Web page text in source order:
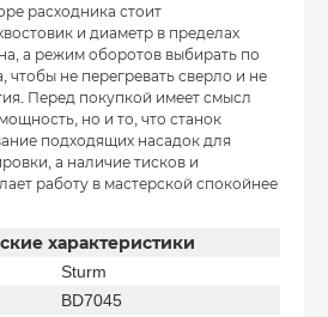
расходника стоит
и диаметр в пределах
а режим оборотов выбирать по
чтобы не перегревать сверло и не
Перед покупкой имеет смысл
но и то, что станок
подходящих насадок для
а наличие тисков и
работу в мастерской спокойнее
характеристики
Sturm
BD7045